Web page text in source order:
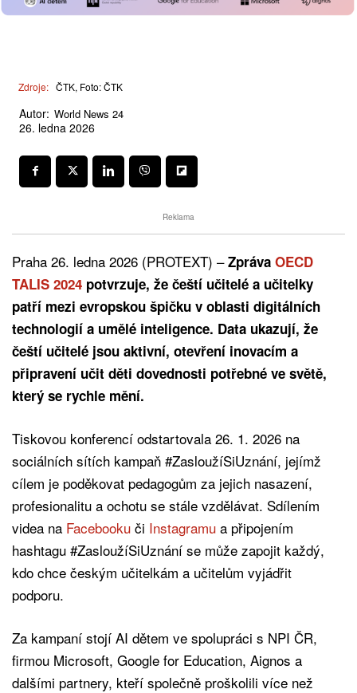
Zdroje: ČTK, Foto: ČTK
Autor: World News 24
26. ledna 2026
Reklama
Praha 26. ledna 2026 (PROTEXT) –Zpráva OECD
TALIS 2024 potvrzuje, že čeští učitelé a učitelky
patří mezi evropskou špičku v oblasti digitálních
technologií a umělé inteligence. Data ukazují, že
čeští učitelé jsou aktivní, otevření inovacím a
připravení učit děti dovednosti potřebné ve světě,
který se rychle mění.
Tiskovou konferencí odstartovala 26. 1. 2026 na
sociálních sítích kampaň #ZasloužíSiUznání, jejímž
cílem je poděkovat pedagogům za jejich nasazení,
profesionalitu a ochotu se stále vzdělávat. Sdílením
videa na Facebooku či Instagramu a připojením
hashtagu #ZasloužíSiUznání se může zapojit každý,
kdo chce českým učitelkám a učitelům vyjádřit
podporu.
Za kampaní stojí AI dětem ve spolupráci s NPI ČR,
firmou Microsoft, Google for Education, Aignos a
dalšími partnery, kteří společně proškolili více než